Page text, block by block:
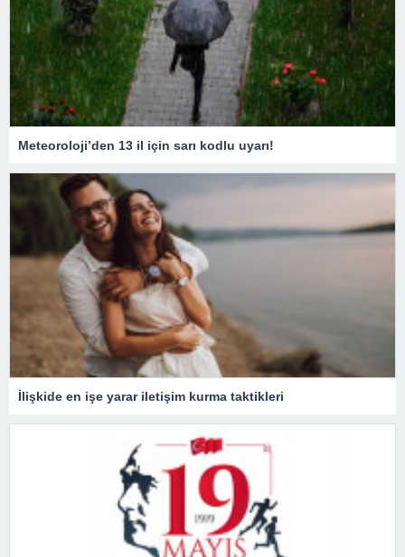
Meteoroloji’den 13 il için sarı kodlu uyarı!
İlişkide en işe yarar iletişim kurma taktikleri